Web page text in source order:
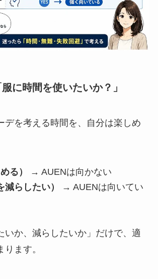
に時間を使いたいか？」
デを考える時間を、自分は楽しめ
る）
→ AUENは向かない
減らしたい）
→ AUENは向いてい
いか、減らしたいか」だけで、適
ます。